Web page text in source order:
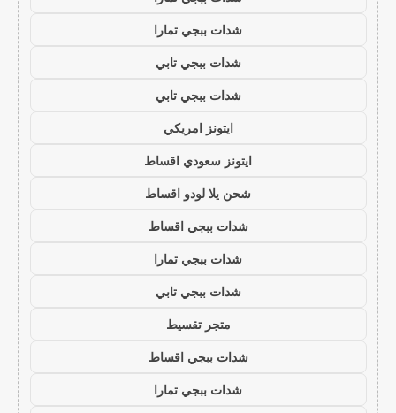
شدات ببجي تمارا
شدات ببجي تابي
شدات ببجي تابي
ايتونز امريكي
ايتونز سعودي اقساط
شحن يلا لودو اقساط
شدات ببجي اقساط
شدات ببجي تمارا
شدات ببجي تابي
متجر تقسيط
شدات ببجي اقساط
شدات ببجي تمارا